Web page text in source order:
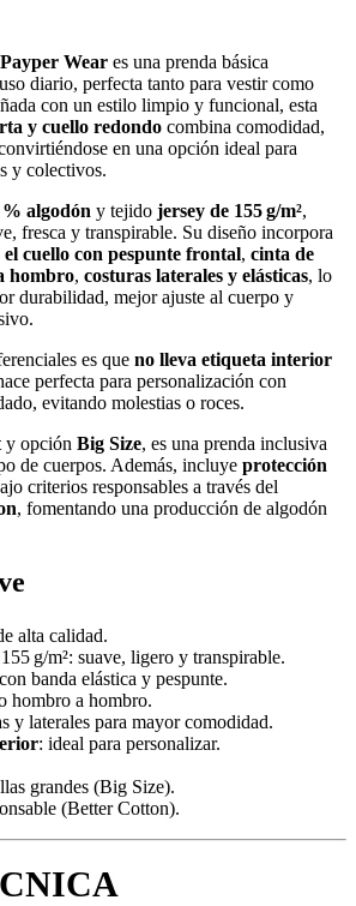
Wear es una prenda básica
diario, perfecta tanto para vestir como
con un estilo limpio y funcional, esta
y cuello redondo combina comodidad,
en una opción ideal para
y colectivos.
% algodón y tejido jersey de 155 g/m²,
fresca y transpirable. Su diseño incorpora
el cuello con pespunte frontal, cinta de
hombro, costuras laterales y elásticas, lo
durabilidad, mejor ajuste al cuerpo y
es que no lleva etiqueta interior
perfecta para personalización con
evitando molestias o roces.
y opción Big Size, es una prenda inclusiva
de cuerpos. Además, incluye protección
criterios responsables a través del
, fomentando una producción de algodón
alta calidad.
g/m²: suave, ligero y transpirable.
banda elástica y pespunte.
hombro a hombro.
y laterales para mayor comodidad.
: ideal para personalizar.
grandes (Big Size).
(Better Cotton).